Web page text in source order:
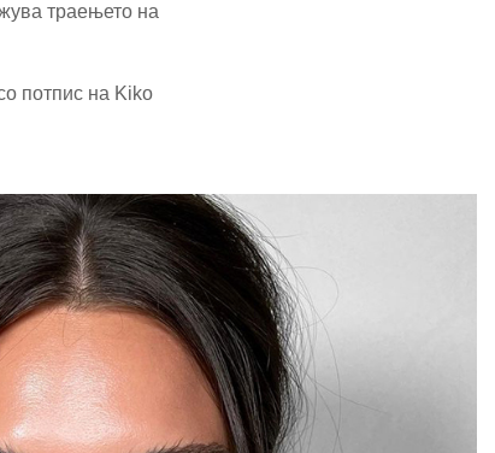
траењето на
потпис на Kiko